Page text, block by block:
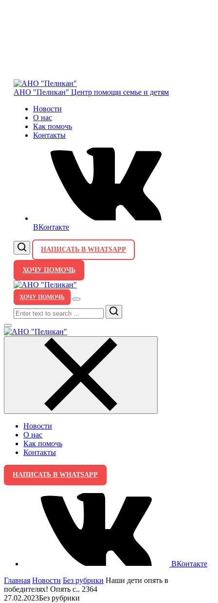
АНО "Пеликан" Центр помощи семье и детям
Новости
О нас
Как помочь
Контакты
ВКонтакте
НАПИСАТЬ В WHATSAPP
ХОЧУ ПОМОЧЬ
ХОЧУ ПОМОЧЬ
Search
Новости
О нас
Как помочь
Контакты
НАПИСАТЬ В WHATSAPP
ВКонтакте
Главная Новости Без рубрики Наши дети опять в
победителях! Опять с.. 2364
27.02.2023Без рубрики